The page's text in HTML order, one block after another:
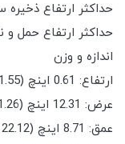
حداکثر ارتفاع ذخیره سازی:
حداکثر ارتفاع حمل و نقل:
اندازه و وزن
ارتفاع: 0.61 اینچ (1.55 سانتی متر)
عرض: 12.31 اینچ (31.26 سانتی متر)
عمق: 8.71 اینچ (22.12 سانتی متر)